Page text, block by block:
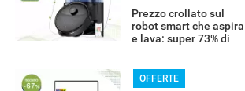
Prezzo crollato sul
robot smart che aspira
e lava: super 73% di
OFFERTE